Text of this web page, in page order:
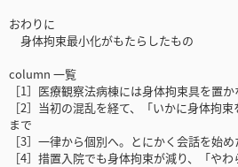
おわりに
身体拘束最小化がもたらしたもの
column 一覧
［1］医療観察法病棟には身体拘束具を置
［2］当初の混乱を経て、「いかに身体拘
まで
［3］一律から個別へ。とにかく会話を始め
［4］措置入院でも身体拘束が減り、「や